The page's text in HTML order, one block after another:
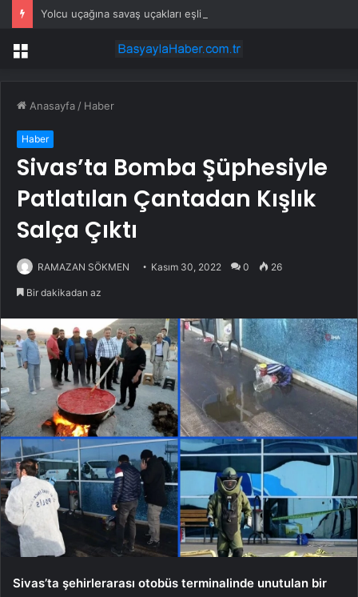
Menü
Anasayfa / Haber
Haber
Sivas’ta Bomba Şüphesiyle
Patlatılan Çantadan Kışlık
Salça Çıktı
RAMAZAN SÖKMEN Kasım 30, 2022 0 26
Bir dakikadan az
Sivas’ta şehirlerarası otobüs terminalinde unutulan bir